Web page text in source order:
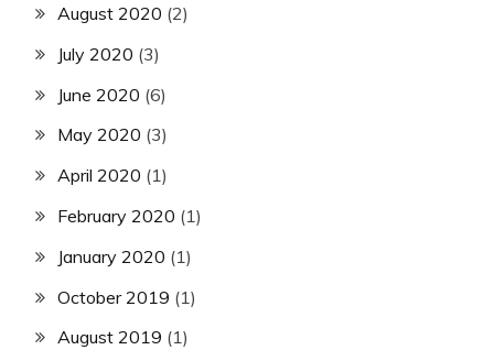
August 2020 (2)
July 2020 (3)
June 2020 (6)
May 2020 (3)
April 2020 (1)
February 2020 (1)
January 2020 (1)
October 2019 (1)
August 2019 (1)